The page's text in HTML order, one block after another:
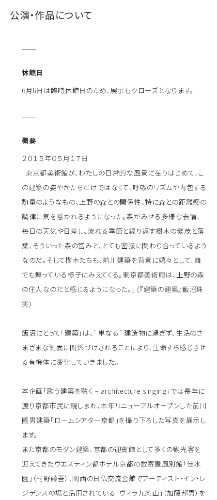
公演・作品について
休館日
6月6日は臨時休館日のため、展示もクローズとなります。
概要
２０１５年０５月１７日
「東京都美術館が、わたしの日常的な風景に在りはじめて、こ
の建築の姿やかたちだけではなくて、呼吸のリズムや内包する
熱量のようなもの、上野の森との関係性、特に森との距離感の
調律に気を惹かれるようになった。森がみせる多様な表情、
毎日の天気や日差し、流れる季節と繰り返す樹木の繁茂と落
葉、そういった森の営みと、とても密接に関わり合っているよう
なのだ。そして樹木たちも、前川建築を背景に嬉々として、舞
でも舞っている様子にみえてくる。東京都美術館は、上野の森
の住人なのだと感じるようになった。」 (『建築の建築』飯沼珠
実)
飯沼にとって「建築」は、” 単なる” 建造物に過ぎず、生活のさ
まざまな側面に関係づけされることにより、生命すら感じさせ
る有機体に変化していきました。
本企画「歌う建築を聴く – architecture singing」では長年に
渡り京都市民に親しまれ、本年リニューアルオープンした前川
國男建築「ロームシアター京都」を撮り下ろした写真を展示し
ます。
また京都のモダン建築、京都の迎賓館として多くの観光客を
迎えてきたウエスティン都ホテル京都の数寄屋風別館「佳水
園」（村野藤吾）、関西の日仏交流会館でアーティスト・イン・レ
ジデンスの場と活用されている「ヴィラ九条山」（加藤邦男）を